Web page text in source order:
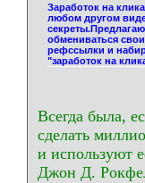
Заработок на
любом другом виде
обмениваться
рефссылки и
"заработок на
Всегда была,
сделать
и используют
Джон Д.